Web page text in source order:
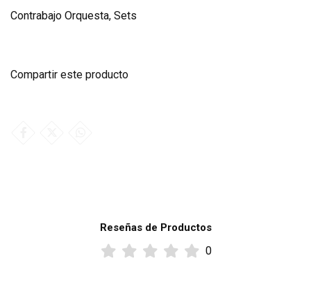
Contrabajo Orquesta, Sets
Compartir este producto
Reseñas de Productos
0